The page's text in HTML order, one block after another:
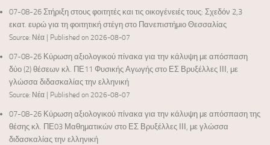
07-08-26 Στήριξη στους φοιτητές και τις οικογένειές τους: Σχεδόν 2,3
εκατ. ευρώ για τη φοιτητική στέγη στο Πανεπιστήμιο Θεσσαλίας
Source: Νέα Published on 2026-08-07
07-08-26 Κύρωση αξιολογικού πίνακα για την κάλυψη με απόσπαση
δύο (2) θέσεων κλ. ΠΕ11 Φυσικής Αγωγής στο ΕΣ Βρυξέλλες ΙΙΙ, με
γλώσσα διδασκαλίας την ελληνική
Source: Νέα Published on 2026-08-07
07-08-26 Κύρωση αξιολογικού πίνακα για την κάλυψη με απόσπαση της
θέσης κλ. ΠΕ03 Μαθηματικών στο ΕΣ Βρυξέλλες ΙΙΙ, με γλώσσα
διδασκαλίας την ελληνική